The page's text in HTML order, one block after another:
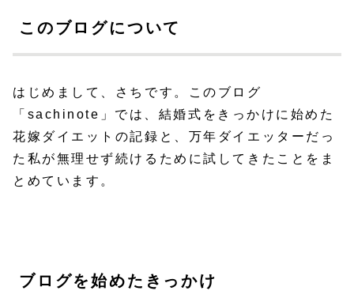
このブログについて
はじめまして、さちです。このブログ
「sachinote」では、結婚式をきっかけに始めた
花嫁ダイエットの記録と、万年ダイエッターだっ
た私が無理せず続けるために試してきたことをま
とめています。
ブログを始めたきっかけ